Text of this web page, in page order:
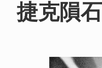
捷克隕